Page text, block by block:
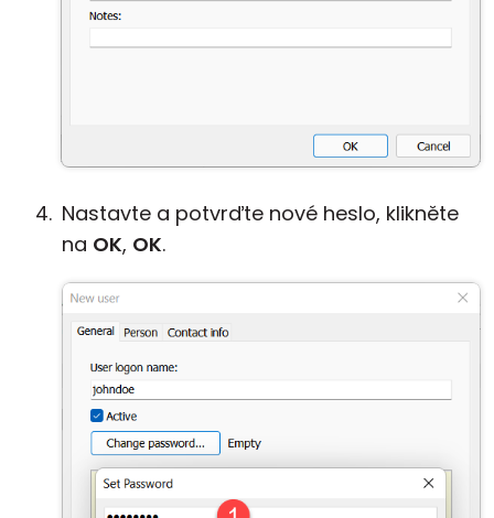
Nastavte a potvrďte nové heslo, klikněte
na OK, OK.